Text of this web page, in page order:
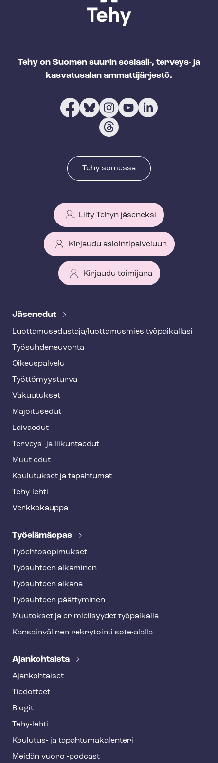
Tehy on Suomen suurin sosiaali-, terveys- ja
kasvatusalan ammattijärjestö.
Tehy somessa
Liity Tehyn jäseneksi
Kirjaudu asiointipalveluun
Kirjaudu toimijana
e
f
o
o
t
e
Jäsenedut
Luot­ta­muse­dus­ta­ja/luottamusmies työpaikallasi
Työ­suh­de­neu­von­ta
Oikeuspalvelu
Työt­tö­myys­tur­va
Vakuutukset
Majoitusedut
Laivaedut
Terveys- ja liikuntaedut
Muut edut
Koulutukset ja tapahtumat
Tehy-lehti
Verkkokauppa
Työelämäopas
Työ­eh­to­so­pi­muk­set
Työsuhteen alkaminen
Työsuhteen aikana
Työsuhteen päättyminen
Muutokset ja erimielisyydet työpaikalla
Kansainvälinen rekrytointi sote-alalla
Ajankohtaista
Ajankohtaiset
Tiedotteet
Blogit
Tehy-lehti
Koulutus- ja ta­pah­tu­ma­ka­len­te­ri
Meidän vuoro -podcast